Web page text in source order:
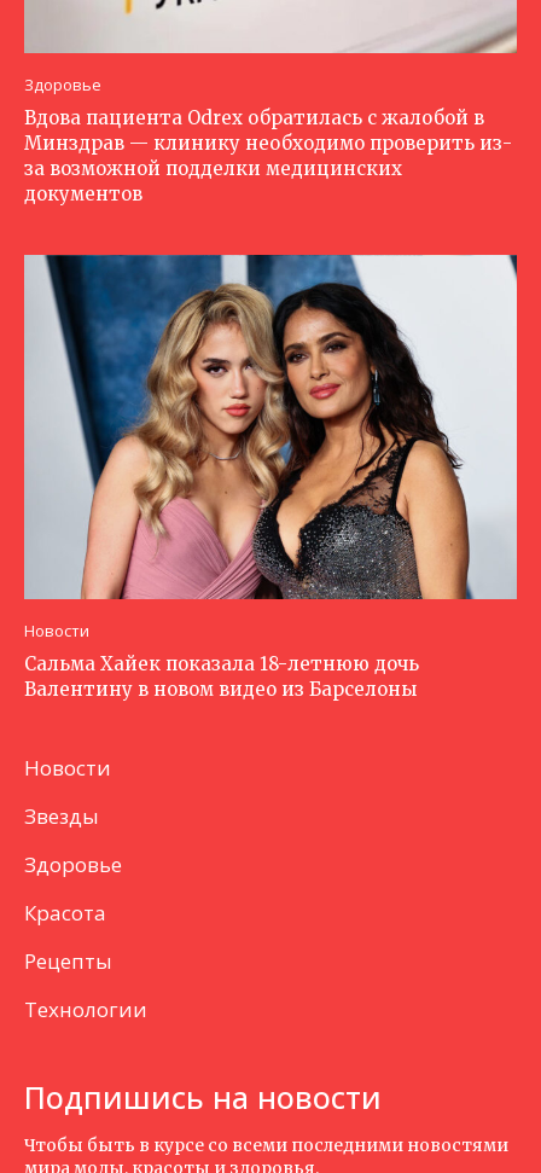
Здоровье
Вдова пациента Odrex обратилась с жалобой в
Минздрав — клинику необходимо проверить из-
за возможной подделки медицинских
документов
Новости
Сальма Хайек показала 18-летнюю дочь
Валентину в новом видео из Барселоны
Новости
Звезды
Здоровье
Красота
Рецепты
Технологии
Подпишись на новости
Чтобы быть в курсе со всеми последними новостями
мира моды, красоты и здоровья.